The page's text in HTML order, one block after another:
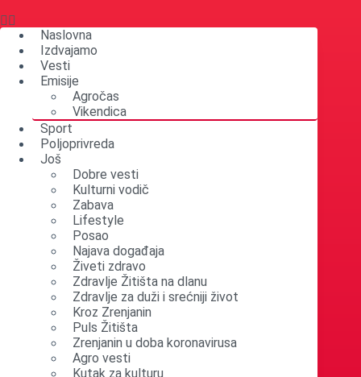
to
content
Naslovna
Izdvajamo
Vesti
Emisije
Agročas
Vikendica
Sport
Poljoprivreda
Još
Dobre vesti
Kulturni vodič
Zabava
Lifestyle
Posao
Najava događaja
Živeti zdravo
Zdravlje Žitišta na dlanu
Zdravlje za duži i srećniji život
Kroz Zrenjanin
Puls Žitišta
Zrenjanin u doba koronavirusa
Agro vesti
Kutak za kulturu